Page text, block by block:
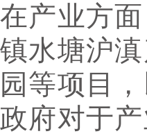
在产业方
镇水塘沪
园等项目
政府对于